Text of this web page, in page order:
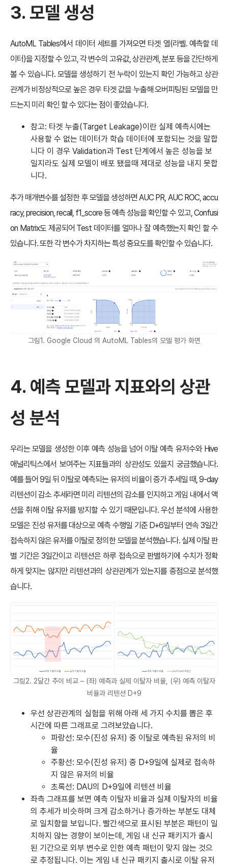
3. 모델 생성
AutoML Tables에서 데이터 세트를 가져오면 타겟 열(라벨. 예측할 데
이터)을 지정할 수 있고, 각 변수의 고유값, 상관관계, 분포 등을 간단하게
볼 수 있습니다. 모델을 생성하기 전 누락이 있는지 확인 가능하고 상관
관계가 비정상적으로 높은 경우 타겟 값을 누출해 오버피팅된 모델을 만
드는지 미리 확인 할 수 있다는 점이 좋았습니다.
참고: 타겟 누출(Target Leakage)이란 실제 예측시에는
사용할 수 없는 데이터가 학습 데이터에 포함되는 것을 말합
니다 이 경우 Validation과 Test 단계에서 높은 성능을 보
일지라도 실제 모델이 배포 됐을때 제대로 성능을 내지 못합
니다.
추가 매개변수를 설정한 후 모델을 생성하면 AUC PR, AUC ROC, accu
racy, precision, recall, f1_score 등 예측 성능을 확인할 수 있고, Confusi
on Matrix도 제공되어 Test 데이터를 얼마나 잘 예측했는지 확인 할 수
있습니다. 또한 각 변수가 차지하는 특성 중요도를 확인할 수 있습니다.
그림1. Google Cloud 의 AutoML Tables의 모델 평가 화면
4. 예측 모델과 지표와의 상관
성 분석
우리는 모델을 생성한 이후 예측 성능을 넘어 이탈 예측 유저수와 Hive
애널리틱스에서 보여주는 지표들과의 상관성도 있을지 궁금했습니다.
예를 들어 9일 뒤 이탈로 예측되는 유저의 비율이 증가 추세일 때, 9-day
리텐션이 감소 추세라면 미리 리텐션의 감소를 인지하고 게임 내에서 액
션을 취해 이탈 유저를 방지할 수 있기 때문입니다. 우선 분석에 사용한
모델은 진성 유저를 대상으로 예측 수행일 기준 D+6일부터 연속 3일간
접속하지 않은 유저를 이탈로 정의한 모델을 분석했습니다. 실제 이탈 판
별 기간은 3일간이고 리텐션은 하루 접속으로 판별하기에 수치가 정확
하게 맞지는 않지만 리텐션과의 상관관계가 있는지를 중점으로 분석했
습니다.
그림2. 2달간 추이 비교 – (좌) 예측과 실제 이탈자 비율, (우) 예측 이탈자
비율과 리텐션 D+9
우선 상관관계의 실험을 위해 아래 세 가지 수치를 뽑은 후
시간에 따른 그래프로 그려보았습니다.
파랑선: 모수(진성 유저) 중 이탈로 예측된 유저의 비
율
주황선: 모수(진성 유저) 중 D+9일에 실제로 접속하
지 않은 유저의 비율
초록선: DAU의 D+9일에 리텐션 비율
좌측 그래프를 보면 예측 이탈자 비율과 실제 이탈자의 비율
의 추세가 비슷하며 크게 감소하거나 증가하는 부분도 대체
로 일치함을 보입니다. 빨간색으로 표시된 부분은 패턴이 일
치하지 않는 경향이 보이는데, 게임 내 신규 패키지가 출시
된 기간으로 외부 변수로 인한 예측 패턴이 맞지 않는 것으
로 추정됩니다. 이는 게임 내 신규 패키지 출시로 이탈 유저